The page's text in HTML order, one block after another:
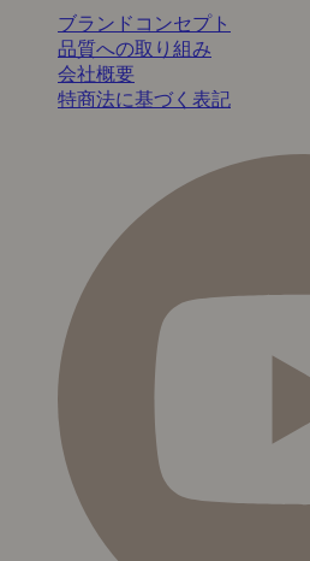
ブランドコンセプト
品質への取り組み
会社概要
特商法に基づく表記